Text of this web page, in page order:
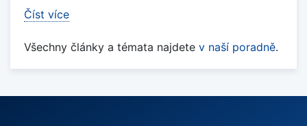
Číst více
Všechny články a témata najdete v naší poradně.